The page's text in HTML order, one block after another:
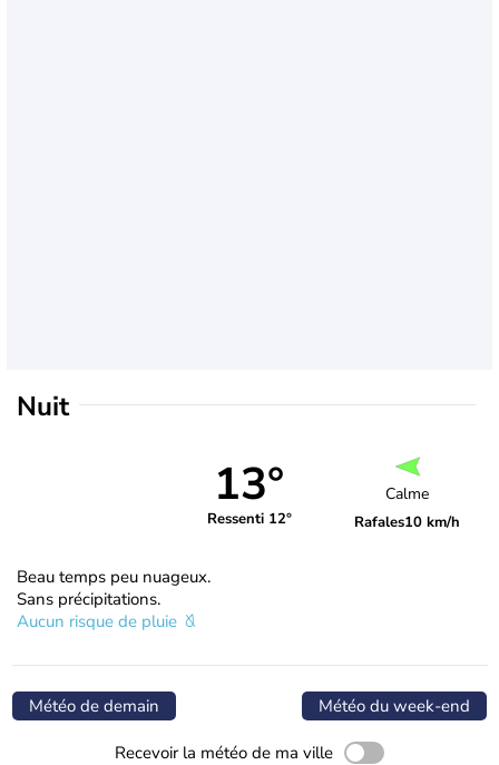
Nuit
13°
Ressenti 12°
Calme
Rafales10 km/h
Beau temps peu nuageux.
Sans précipitations.
Aucun risque de pluie
Météo de demain Météo du week-end
Recevoir la météo de ma ville